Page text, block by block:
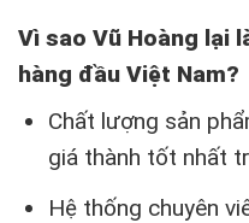
Vì sao Vũ Hoàng lại
hàng đầu Việt Nam?
Chất lượng sản
giá thành tốt nhất
Hệ thống chuyên